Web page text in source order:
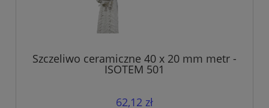
Szczeliwo ceramiczne 40 x 20 mm metr -
ISOTEM 501
62,12 zł